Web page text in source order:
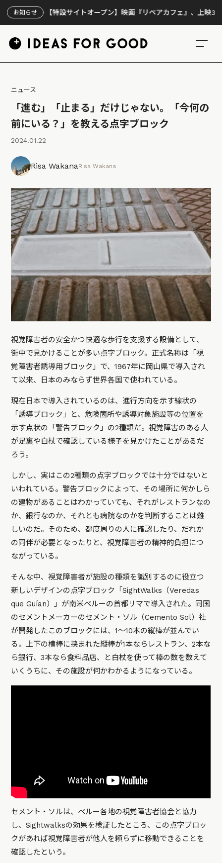
お知らせ
【特設サイトオープン】映画『リペアカフェ』、上映300回の先
ニュース
「進む」「止まる」だけじゃない。「今何の
前にいる？」を教える点字ブロック
2024.01.22
Risa WakanaRisa Wakana
視覚障害者の安全かつ快適な歩行を支援する設備として、
街中で見かけることが多い点字ブロック。正式名称は「視
覚障害者誘導用ブロック」で、1967年に岡山県で導入され
て以来、日本のみならず世界各国で使われている。
現在日本で導入されているのは、進行方向を示す線状の
「誘導ブロック」と、危険箇所や誘導対象施設等の位置を
示す点状の「警告ブロック」の2種類だ。視覚障害のある人
が足裏や白杖で確認している様子を見かけたことがあるだ
ろう。
しかし、実はこの2種類の点字ブロックでは十分ではないと
いわれている。警告ブロックによって、その場所に何かしら
の建物があることはわかっていても、それがレストランなの
か、銀行なのか、それとも病院なのかを判断することは難
しいのだ。そのため、都度周りの人に確認したり、だれか
の同伴が必要となったりと、視覚障害者の精神的負担につ
ながっている。
そんな中、視覚障害者が施設の種類を識別するのに役立つ
新しいデザインの点字ブロック「SightWalks（Veredas
que Guían）」が南米ペルーの首都リマで導入された。同国
のセメントメーカーのセメント・ソル（Cemento Sol）社
が開発したこのブロックには、1～10本の縦棒が並んでい
る。上下の横棒に挟まれた縦棒が1本ならレストラン、2本な
ら銀行、3本なら食料品店、と白杖を使って棒の数を数えて
いくうちに、その施設が何かわかるようになっている。
セメント・ソルは、ペルー各地の視覚障害者協会と協力
し、Sightwalksの効果を検証したところ、この点字ブロッ
クがあれば視覚障害者が他人を頼らずに移動できることを
確認したという。